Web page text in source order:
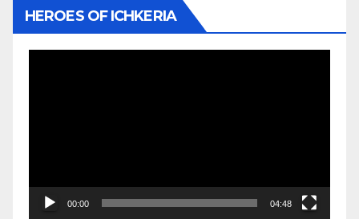
HEROES OF ICHKERIA
00:00 04:48